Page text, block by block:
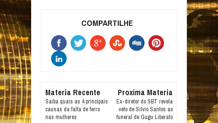
COMPARTILHE
Materia Recente
Saiba quais as 4 principais
causas da falta de ferro
nas mulheres
Proxima Materia
Ex-diretor do SBT revela
veto de Silvio Santos ao
funeral de Gugu Liberato